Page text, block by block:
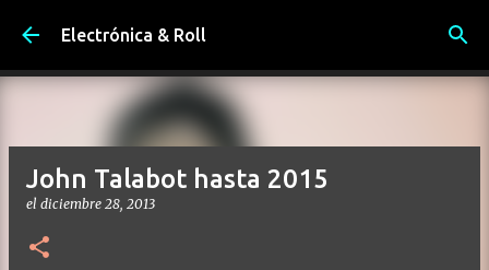
Ir al contenido principal
Electrónica & Roll
John Talabot hasta 2015
el diciembre 28, 2013